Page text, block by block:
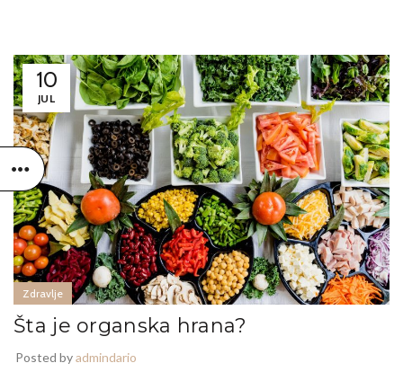
10
JUL
Zdravlje
Šta je organska hrana?
Posted byadmindario